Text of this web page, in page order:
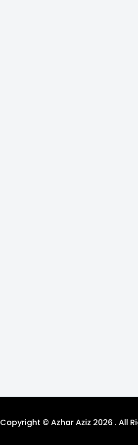
Copyright © Azhar Aziz 2026 . All